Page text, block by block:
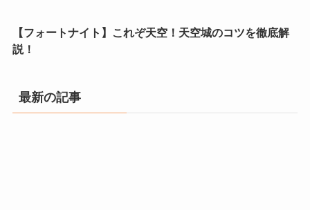
【フォートナイト】これぞ天空！天空城のコツを徹底解
説！
最新の記事